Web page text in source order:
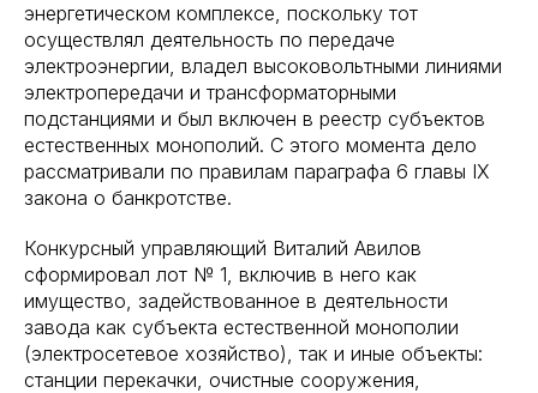
энергетическом комплексе, поскольку тот
осуществлял деятельность по передаче
электроэнергии, владел высоковольтными линиями
электропередачи и трансформаторными
подстанциями и был включен в реестр субъектов
естественных монополий. С этого момента дело
рассматривали по правилам параграфа 6 главы IX
закона о банкротстве.
Конкурсный управляющий Виталий Авилов
сформировал лот № 1, включив в него как
имущество, задействованное в деятельности
завода как субъекта естественной монополии
(электросетевое хозяйство), так и иные объекты:
станции перекачки, очистные сооружения,